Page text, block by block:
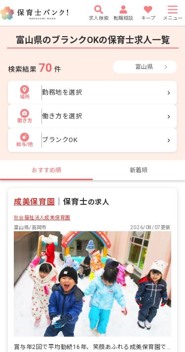
求人検索 転職相談 キープ メニュー
富山県のブランクOKの保育士求人一覧
検索結果 70 件 富山県
場所
勤務地を選択
働き方
働き方を選択
給与/他
ブランクOK
おすすめ順 新着順
成美保育園 保育士の求人
社会福祉法人成美保育園
富山県/高岡市
2026/08/07更新
賞与年2回で平均勤続16年、笑顔あふれる成美保育園で保育を始めませんか！